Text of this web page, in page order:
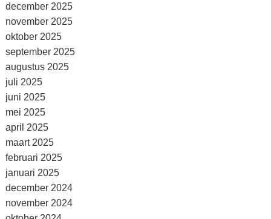
december 2025
november 2025
oktober 2025
september 2025
augustus 2025
juli 2025
juni 2025
mei 2025
april 2025
maart 2025
februari 2025
januari 2025
december 2024
november 2024